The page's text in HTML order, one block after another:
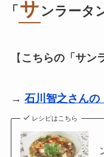
「 サ ンラータ
【 こちらの「 サン
→ 石川智之さんの
レシピはこちら